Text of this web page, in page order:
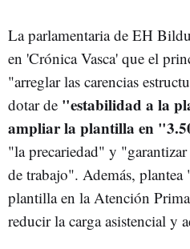
La parlamentaria de EH
en 'Crónica Vasca' que el
"arreglar las carencias
dotar de "estabilidad a la
ampliar la plantilla en
"la precariedad" y
de trabajo". Además,
plantilla en la Atención
reducir la carga asistencial y